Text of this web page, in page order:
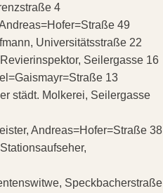
4
49
Universitätsstraße 22
Seilergasse 16
13
städt. Molkerei, Seilergasse
Andreas=Hofer=Straße 38
Speckbacherstraße